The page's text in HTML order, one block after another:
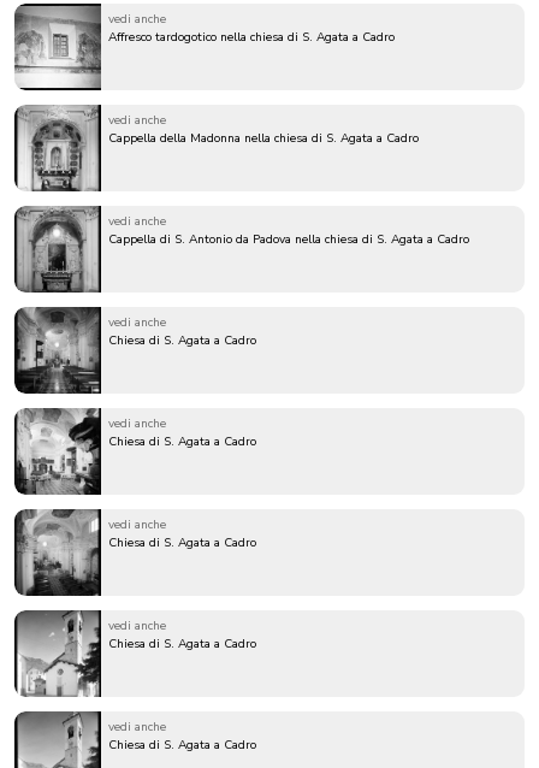
vedi anche
Affresco tardogotico nella chiesa di S. Agata a Cadro
vedi anche
Cappella della Madonna nella chiesa di S. Agata a Cadro
vedi anche
Cappella di S. Antonio da Padova nella chiesa di S. Agata a Cadro
vedi anche
Chiesa di S. Agata a Cadro
vedi anche
Chiesa di S. Agata a Cadro
vedi anche
Chiesa di S. Agata a Cadro
vedi anche
Chiesa di S. Agata a Cadro
vedi anche
Chiesa di S. Agata a Cadro